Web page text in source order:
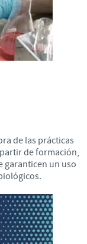
de las prácticas
de formación,
garanticen un uso